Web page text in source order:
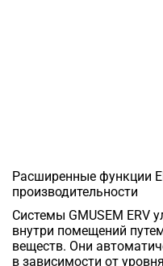
Расширенные функции
производительности
Системы GMUSEM ERV
внутри помещений
веществ. Они
в зависимости от